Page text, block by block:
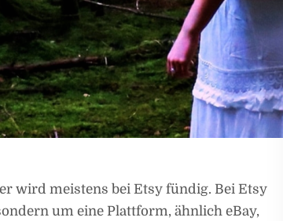
wird meistens bei Etsy fündig. Bei Etsy
um eine Plattform, ähnlich eBay,